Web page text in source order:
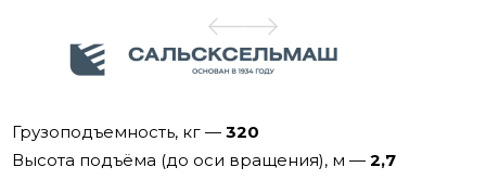
Грузоподъемность, кг —320
Высота подъёма (до оси вращения), м —2,7